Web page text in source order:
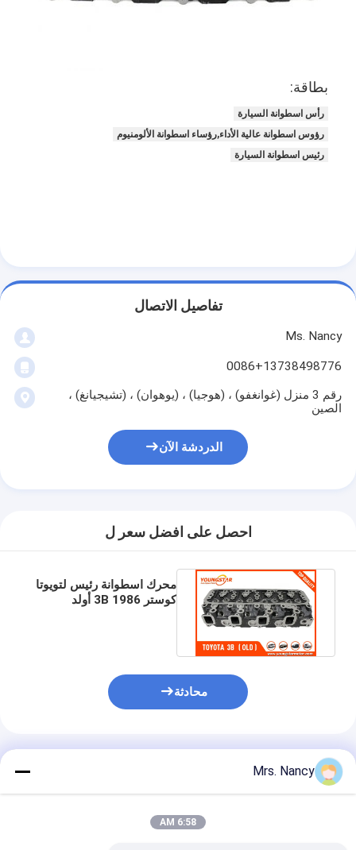
محرك أسطوانة قالب
محرك عمود
عمود الحدبات محرك
إصلاح رئيس اسطوانة
توربوتشارجير السيارة
مضخة قيادة السيارة
سيارة محرك جزء
بطاقة:
رأس اسطوانة السيارة
رؤوس اسطوانة عالية الأداء,رؤساء اسطوانة الألومنيوم
رئيس اسطوانة السيارة
تفاصيل الاتصال
Ms. Nancy
0086+13738498776
رقم 3 منزل (غوانغفو) ، (هوجيا) ، (يوهوان) ، (تشيجيانغ) ،
الصين
الدردشة الآن
احصل على افضل سعر ل
محرك اسطوانة رئيس لتويوتا
كوستر 1986 3B أولد
محادثة
المنتجات الموصى بها
Mrs. Nancy
6:58 AM